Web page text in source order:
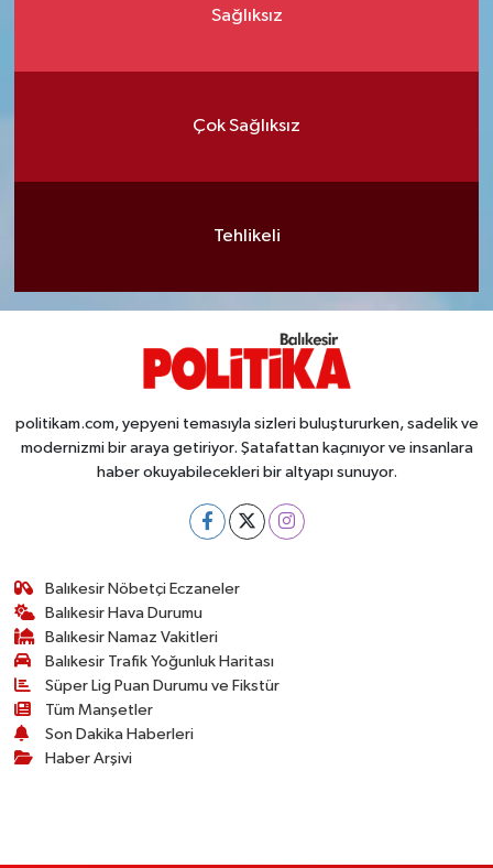
Sağlıksız
Çok Sağlıksız
Tehlikeli
politikam.com, yepyeni temasıyla sizleri buluştururken, sadelik ve
modernizmi bir araya getiriyor. Şatafattan kaçınıyor ve insanlara
haber okuyabilecekleri bir altyapı sunuyor.
Balıkesir Nöbetçi Eczaneler
Balıkesir Hava Durumu
Balıkesir Namaz Vakitleri
Balıkesir Trafik Yoğunluk Haritası
Süper Lig Puan Durumu ve Fikstür
Tüm Manşetler
Son Dakika Haberleri
Haber Arşivi